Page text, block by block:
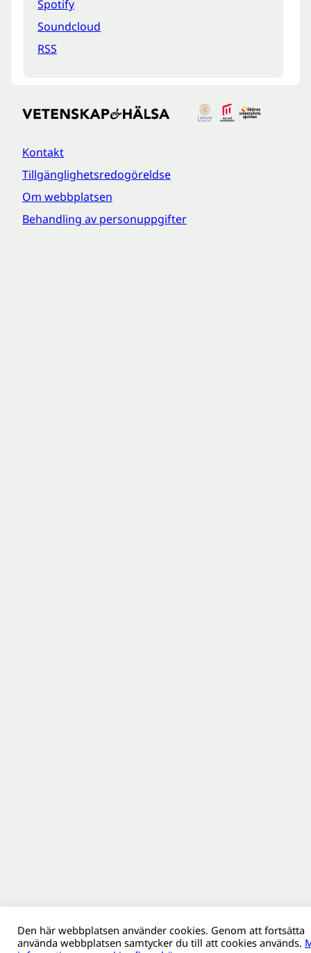
Spotify
Soundcloud
RSS
Kontakt
Tillgänglighetsredogöreldse
Om webbplatsen
Behandling av personuppgifter
Den här webbplatsen använder cookies. Genom att fortsätta
använda webbplatsen samtycker du till att cookies används.